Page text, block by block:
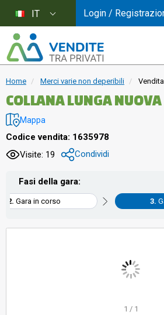
Home Merci varie non deperibili Vendita
COLLANA LUNGA NUOVA
Mappa
Codice vendita: 1635978
Visite: 19
Condividi
Fasi della gara:
Gara in corso
1 / 1
IT Login /